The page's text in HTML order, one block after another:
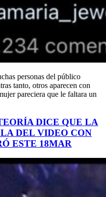
personas del público
tanto, otros aparecen con
pareciera que le faltara un
DICE QUE LA
DEL VIDEO CON
ESTE 18MAR